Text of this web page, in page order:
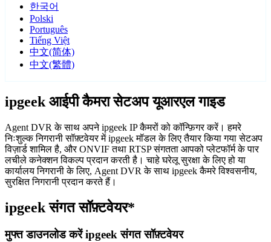
한국어
Polski
Português
Tiếng Việt
中文(简体)
中文(繁體)
ipgeek आईपी कैमरा सेटअप यूआरएल गाइड
Agent DVR के साथ अपने ipgeek IP कैमरों को कॉन्फ़िगर करें। हमरे
निःशुल्क निगरानी सॉफ़्टवेयर में ipgeek मॉडल के लिए तैयार किया गया सेटअप
विज़ार्ड शामिल है, और ONVIF तथा RTSP संगतता आपको प्लेटफॉर्म के पार
लचीले कनेक्शन विकल्प प्रदान करती है। चाहे घरेलू सुरक्षा के लिए हो या
कार्यालय निगरानी के लिए, Agent DVR के साथ ipgeek कैमरे विश्वसनीय,
सुरक्षित निगरानी प्रदान करते हैं।
ipgeek संगत सॉफ़्टवेयर*
मुफ्त डाउनलोड करें ipgeek संगत सॉफ़्टवेयर